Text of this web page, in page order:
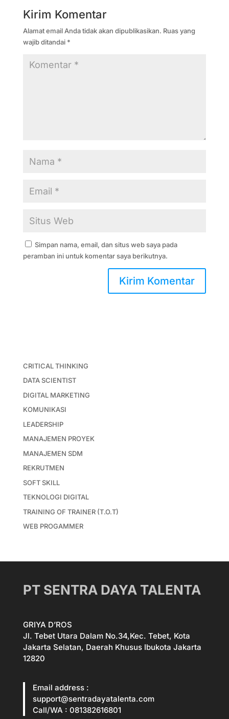
Kirim Komentar
Alamat email Anda tidak akan dipublikasikan. Ruas yang
wajib ditandai *
Simpan nama, email, dan situs web saya pada
peramban ini untuk komentar saya berikutnya.
CRITICAL THINKING
DATA SCIENTIST
DIGITAL MARKETING
KOMUNIKASI
LEADERSHIP
MANAJEMEN PROYEK
MANAJEMEN SDM
REKRUTMEN
SOFT SKILL
TEKNOLOGI DIGITAL
TRAINING OF TRAINER (T.O.T)
WEB PROGAMMER
PT SENTRA DAYA TALENTA
GRIYA D’ROS
Jl. Tebet Utara Dalam No.34,Kec. Tebet, Kota
Jakarta Selatan, Daerah Khusus Ibukota Jakarta
12820
Email address :
support@sentradayatalenta.com
Call/WA : 081382616801